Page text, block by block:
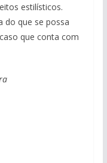
estilísticos.
do que se possa
que conta com